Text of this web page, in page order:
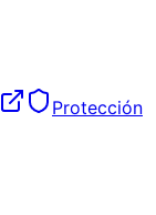
Protección